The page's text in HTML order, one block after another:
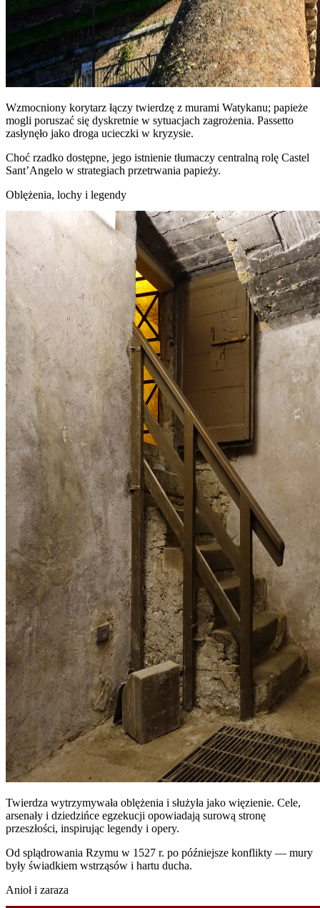
Wzmocniony korytarz łączy twierdzę z murami Watykanu; papieże
mogli poruszać się dyskretnie w sytuacjach zagrożenia. Passetto
zasłynęło jako droga ucieczki w kryzysie.
Choć rzadko dostępne, jego istnienie tłumaczy centralną rolę Castel
Sant’Angelo w strategiach przetrwania papieży.
Oblężenia, lochy i legendy
Twierdza wytrzymywała oblężenia i służyła jako więzienie. Cele,
arsenały i dziedzińce egzekucji opowiadają surową stronę
przeszłości, inspirując legendy i opery.
Od splądrowania Rzymu w 1527 r. po późniejsze konflikty — mury
były świadkiem wstrząsów i hartu ducha.
Anioł i zaraza